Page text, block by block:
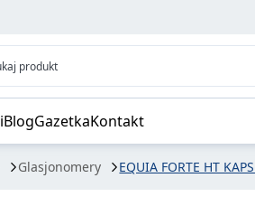
produkt
BlogGazetkaKontakt
Glasjonomery EQUIA FORTE HT
FORTE COAT